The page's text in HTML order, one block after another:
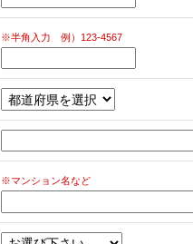
※半角入力 例）123-4567
※マンション名など